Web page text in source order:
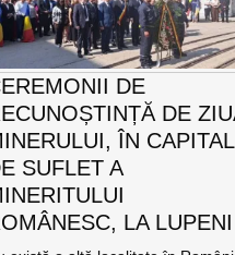
DE
DE
ÎN
SUFLET A
LA LUPENI